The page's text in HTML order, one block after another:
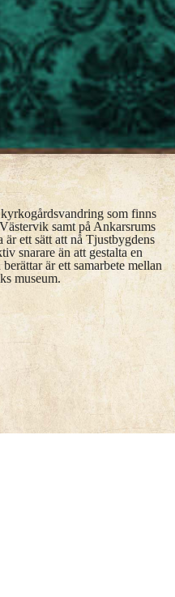
som finns
samt på Ankarsrums
ett sätt att nå Tjustbygdens
snarare än att gestalta en
är ett samarbete mellan
museum.